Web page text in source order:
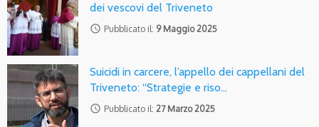
dei vescovi del Triveneto
access_time Pubblicato il: 9 Maggio 2025
Suicidi in carcere, l’appello dei cappellani del
Triveneto: “Strategie e riso…
access_time Pubblicato il: 27 Marzo 2025